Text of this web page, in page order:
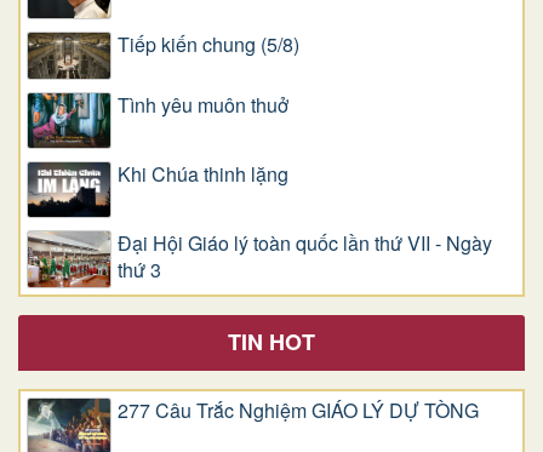
Tiếp kiến chung (5/8)
Tình yêu muôn thuở
Khi Chúa thinh lặng
Đại Hội Giáo lý toàn quốc lần thứ VII - Ngày
thứ 3
TIN HOT
277 Câu Trắc Nghiệm GIÁO LÝ DỰ TÒNG